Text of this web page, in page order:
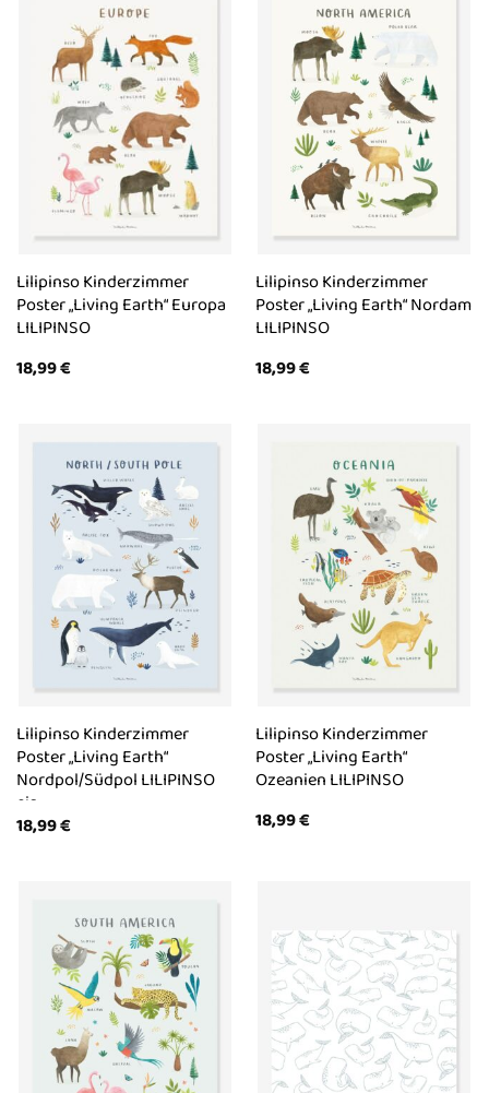
Lilipinso Kinderzimmer
Poster „Living Earth“ Europa
LILIPINSO
18,99€
Lilipinso Kinderzimmer
Poster „Living Earth“ Nordam
LILIPINSO
18,99€
Lilipinso Kinderzimmer
Poster „Living Earth“
Nordpol/Südpol LILIPINSO
eis
18,99€
Lilipinso Kinderzimmer
Poster „Living Earth“
Ozeanien LILIPINSO
18,99€